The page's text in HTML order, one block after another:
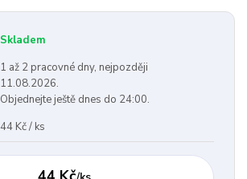
Skladem
1 až 2 pracovné dny, nejpozději
11.08.2026.
Objednejte ještě dnes do 24:00.
44 Kč / ks